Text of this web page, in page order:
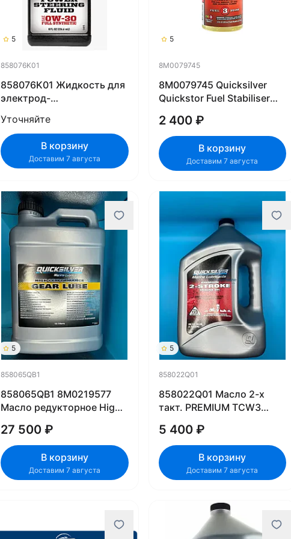
5
858076K01
858076K01 Жидкость для
электрод-
управления Mercury
Verado SAE 0W30
Уточняйте
В корзину
Доставим 7 августа
5
8M0079745
8M0079745 Quicksilver
Quickstor Fuel Stabiliser
2 400 ₽
В корзину
Доставим 7 августа
5
858065QB1
858065QB1 8M0219577
Масло редукторное High
27 500 ₽
В корзину
Доставим 7 августа
5
858022Q01
858022Q01 Масло 2-х
такт. PREMIUM TCW3
5 400 ₽
В корзину
Доставим 7 августа